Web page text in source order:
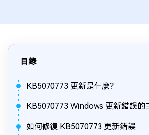
目錄
KB5070773 更新是什麼？
KB5070773 Windows 更新錯誤的
如何修復 KB5070773 更新錯誤